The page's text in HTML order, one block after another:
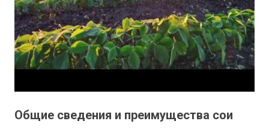
Общие сведения и преимущества сои